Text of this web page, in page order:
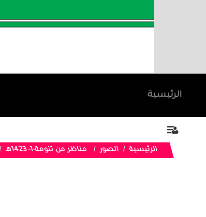
الرئيسية
الرئيسية الصور مناظر من تنومة-1- 1423هـ